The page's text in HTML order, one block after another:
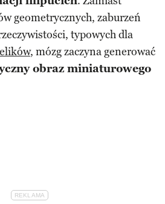
geometrycznych, zaburzeń
typowych dla
, mózg zaczyna generować
obraz miniaturowego